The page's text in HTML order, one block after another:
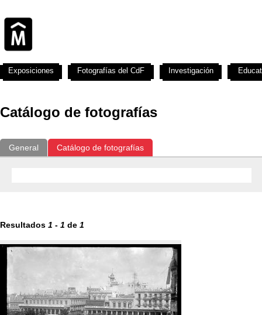
Catálogo de fotografías
General Catálogo de fotografías
Resultados 1 - 1 de 1
Exposiciones Fotografías del CdF Investigación